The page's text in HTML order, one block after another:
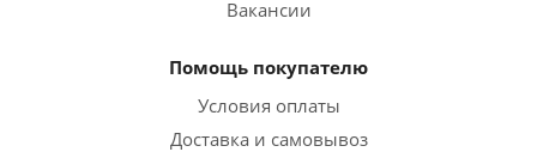
Вакансии
Помощь покупателю
Условия оплаты
Доставка и самовывоз